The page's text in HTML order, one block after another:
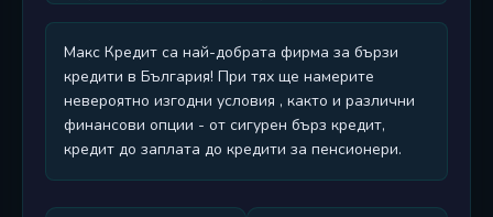
Макс Кредит са най-добрата фирма за бързи
кредити в България! При тях ще намерите
невероятно изгодни условия , както и различни
финансови опции - от сигурен бърз кредит,
кредит до заплата до кредити за пенсионери.